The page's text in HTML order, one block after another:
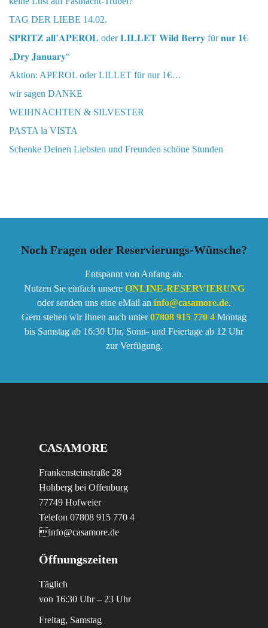
TAG DER LIEBE 14.02.
𝐒𝐏𝐑𝐈𝐓𝐙 𝐚𝐥𝐥’𝐀𝐏𝐄𝐑𝐎𝐋 oder 𝐋𝐈𝐋𝐋𝐄𝐓 𝐖𝐢𝐥𝐝 𝐁𝐞𝐫𝐫𝐲 für 𝐧𝐮𝐫 𝟏€
„𝐃𝐫𝐲 𝐉𝐚𝐧𝐮𝐚𝐫𝐲“
Aktion: APEROL oder LILLET für nur 1€…
wir sagen DANKE
WEIHNACHTEN & SILVESTER
PASTA la VISTA
Schenke Deinen Liebsten und Freunden schöne Stunden
Noch Fragen oder Reservierungs-Wünsche?
Entspannt von Anfang an.
Nutzen Sie einfach unsere ONLINE-RESERVIERUNG
oder senden uns eine eMail an info@casamore.de.
Gern stehen wir Ihnen auch unter07808 915 770 4 Montag
bis Samstag ab 16:30 Uhr, Sonn- und Feiertage ab 12 Uhr
zur Verfügung.
CASAMORE
Frankensteinstraße 28
Hohberg bei Offenburg
77749 Hofweier
Telefon 07808 915 770 4
info@casamore.de
Öffnungszeiten
Täglich
von 16:30 Uhr – 23 Uhr
Freitag, Samstag